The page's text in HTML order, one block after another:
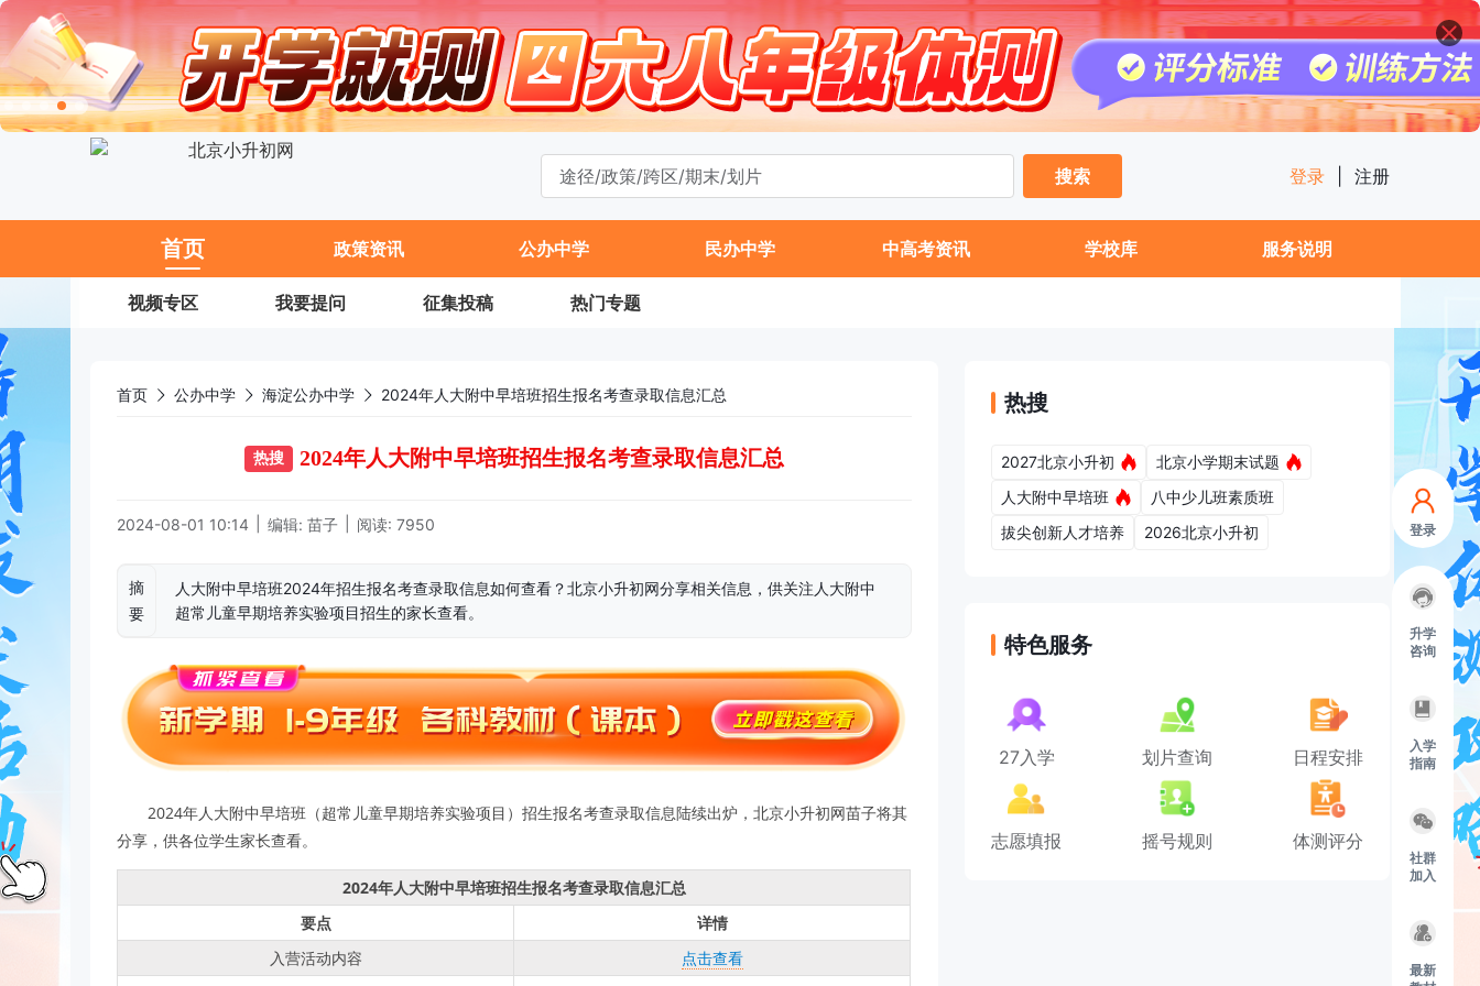
登录
升学
咨询
入学
指南
社群
加入
最新
搜索
登录 注册
首页 政策资讯 公办中学 民办中学 中高考资讯 学校库 服务说明
视频专区 我要提问 征集投稿 热门专题
首页 公办中学 海淀公办中学 2024年人大附中早培班招生报名考查录取信息汇总
热搜 2024年人大附中早培班招生报名考查录取信息汇总
2024-08-01 10:14 编辑: 苗子 阅读: 7950
摘
要
人大附中早培班2024年招生报名考查录取信息如何查看？北京小升初网分享相关信息，供关注人大附中
超常儿童早期培养实验项目招生的家长查看。
2024年人大附中早培班（超常儿童早期培养实验项目）招生报名考查录取信息陆续出炉，北京小升初网苗子将其
分享，供各位学生家长查看。
2024年人大附中早培班招生报名考查录取信息汇总
要点
详情
入营活动内容
点击查看
热搜
2027北京小升初
北京小学期末试题
人大附中早培班
八中少儿班素质班
拔尖创新人才培养
2026北京小升初
特色服务
27入学 划片查询 日程安排
志愿填报 摇号规则 体测评分